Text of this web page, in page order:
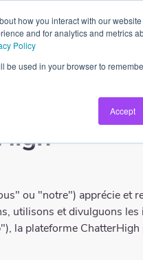
how you interact with our
and for analytics and metrics
Policy
be used in your browser to
Accept
À propos FR
ou "notre") apprécie et
utilisons et divulguons
la plateforme